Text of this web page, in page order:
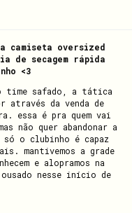
camiseta oversized
de secagem rápida
<3
time safado, a tática
através da venda de
essa é pra quem vai
não quer abandonar a
só o clubinho é capaz
mantivemos a grade
e alopramos na
ousado nesse início de